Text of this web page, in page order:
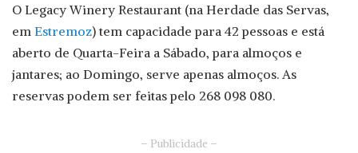
O Legacy Winery Restaurant (na Herdade das Servas,
em Estremoz) tem capacidade para 42 pessoas e está
aberto de Quarta-Feira a Sábado, para almoços e
jantares; ao Domingo, serve apenas almoços. As
reservas podem ser feitas pelo 268 098 080.
– Publicidade –